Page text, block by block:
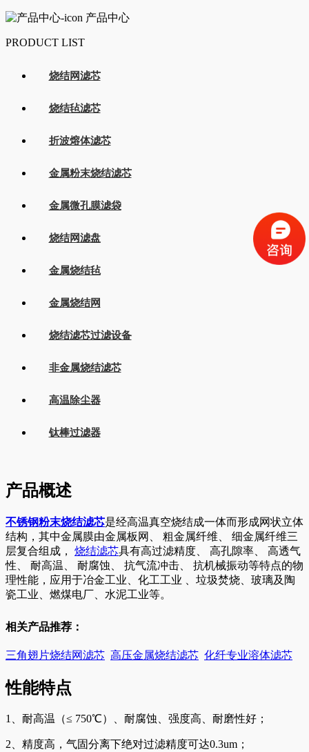
产品中心
PRODUCT LIST
烧结网滤芯
烧结毡滤芯
折波熔体滤芯
金属粉末烧结滤芯
金属微孔膜滤袋
烧结网滤盘
金属烧结毡
金属烧结网
烧结滤芯过滤设备
非金属烧结滤芯
高温除尘器
钛棒过滤器
产品概述
不锈钢粉末烧结滤芯是经高温真空烧结成一体而形成网状立体
结构，其中金属膜由金属板网、 粗金属纤维、 细金属纤维三
层复合组成， 烧结滤芯具有高过滤精度、 高孔隙率、 高透气
性、 耐高温、 耐腐蚀、 抗气流冲击、 抗机械振动等特点的物
理性能，应用于冶金工业、化工工业 、垃圾焚烧、玻璃及陶
瓷工业、燃煤电厂、水泥工业等。
相关产品推荐：
三角翅片烧结网滤芯 高压金属烧结滤芯 化纤专业溶体滤芯
性能特点
1、耐高温（≤ 750℃）、耐腐蚀、强度高、耐磨性好；
2、精度高，气固分离下绝对过滤精度可达0.3um；